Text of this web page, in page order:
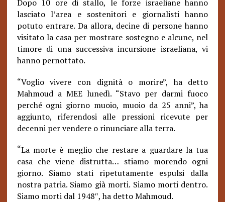
Dopo 10 ore di stallo, le forze israeliane hanno
lasciato l’area e sostenitori e giornalisti hanno
potuto entrare. Da allora, decine di persone hanno
visitato la casa per mostrare sostegno e alcune, nel
timore di una successiva incursione israeliana, vi
hanno pernottato.
“Voglio vivere con dignità o morire”, ha detto
Mahmoud a MEE lunedì. “Stavo per darmi fuoco
perché ogni giorno muoio, muoio da 25 anni”, ha
aggiunto, riferendosi alle pressioni ricevute per
decenni per vendere o rinunciare alla terra.
“La morte è meglio che restare a guardare la tua
casa che viene distrutta… stiamo morendo ogni
giorno. Siamo stati ripetutamente espulsi dalla
nostra patria. Siamo già morti. Siamo morti dentro.
Siamo morti dal 1948″, ha detto Mahmoud.